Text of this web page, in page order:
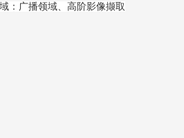
：广播领域、高阶影像撷取